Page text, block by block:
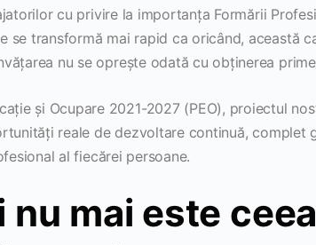
cu privire la importanța Formării
se transformă mai rapid ca oricând, această
nu se oprește odată cu obținerea
și Ocupare 2021-2027 (PEO), proiectul
reale de dezvoltare continuă, complet
al fiecărei persoane.
nu mai este